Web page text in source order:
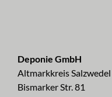
Deponie GmbH
Altmarkkreis Salzwedel
Bismarker Str. 81